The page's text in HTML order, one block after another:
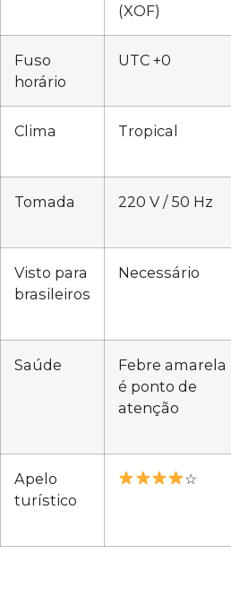
(XOF)
Fuso
horário
UTC +0
Clima Tropical
Tomada 220 V / 50 Hz
Visto para
brasileiros
Necessário
Saúde
Febre amarela
é ponto de
atenção
Apelo
turístico
☆